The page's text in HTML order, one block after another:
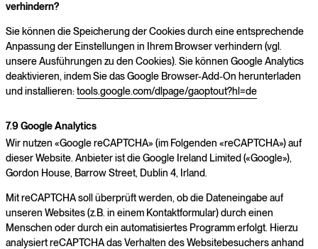
verhindern?
Sie können die Speicherung der Cookies durch eine entsprechende
Anpassung der Einstellungen in Ihrem Browser verhindern (vgl.
unsere Ausführungen zu den Cookies). Sie können Google Analytics
deaktivieren, indem Sie das Google Browser-Add-On herunterladen
und installieren:tools.google.com/dlpage/gaoptout?hl=de
7.9 Google Analytics
Wir nutzen «Google reCAPTCHA» (im Folgenden «reCAPTCHA») auf
dieser Website. Anbieter ist die Google Ireland Limited («Google»),
Gordon House, Barrow Street, Dublin 4, Irland.
Mit reCAPTCHA soll überprüft werden, ob die Dateneingabe auf
unseren Websites (z.B. in einem Kontaktformular) durch einen
Menschen oder durch ein automatisiertes Programm erfolgt. Hierzu
analysiert reCAPTCHA das Verhalten des Websitebesuchers anhand